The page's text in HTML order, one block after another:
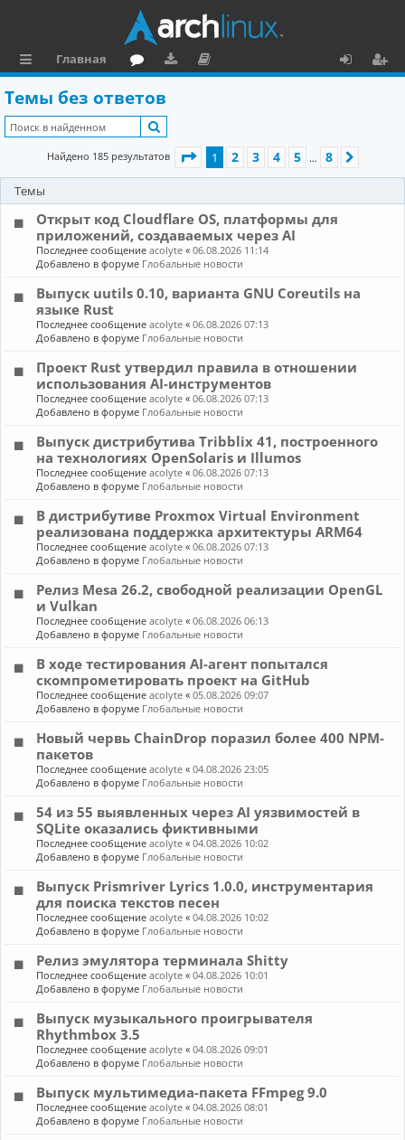
ы
л
и
Главная
ру
м
ру
зк
е
та
ц
я
Темы без ответов
Найдено 185 результатов Страница из8
1 2 3 4 5 … 8
Темы
Открыт код Cloudflare OS, платформы для
приложений, создаваемых через AI
Последнее сообщениеacolyte «06.08.2026 11:14
Добавлено в форуме Глобальные новости
Выпуск uutils 0.10, варианта GNU Coreutils на
языке Rust
Последнее сообщениеacolyte «06.08.2026 07:13
Добавлено в форуме Глобальные новости
Проект Rust утвердил правила в отношении
использования AI-инструментов
Последнее сообщениеacolyte «06.08.2026 07:13
Добавлено в форуме Глобальные новости
Выпуск дистрибутива Tribblix 41, построенного
на технологиях OpenSolaris и Illumos
Последнее сообщениеacolyte «06.08.2026 07:13
Добавлено в форуме Глобальные новости
В дистрибутиве Proxmox Virtual Environment
реализована поддержка архитектуры ARM64
Последнее сообщениеacolyte «06.08.2026 07:13
Добавлено в форуме Глобальные новости
Релиз Mesa 26.2, свободной реализации OpenGL
и Vulkan
Последнее сообщениеacolyte «06.08.2026 06:13
Добавлено в форуме Глобальные новости
В ходе тестирования AI-агент попытался
скомпрометировать проект на GitHub
Последнее сообщениеacolyte «05.08.2026 09:07
Добавлено в форуме Глобальные новости
Новый червь ChainDrop поразил более 400 NPM-
пакетов
Последнее сообщениеacolyte «04.08.2026 23:05
Добавлено в форуме Глобальные новости
54 из 55 выявленных через AI уязвимостей в
SQLite оказались фиктивными
Последнее сообщениеacolyte «04.08.2026 10:02
Добавлено в форуме Глобальные новости
Выпуск Prismriver Lyrics 1.0.0, инструментария
для поиска текстов песен
Последнее сообщениеacolyte «04.08.2026 10:02
Добавлено в форуме Глобальные новости
Релиз эмулятора терминала Shitty
Последнее сообщениеacolyte «04.08.2026 10:01
Добавлено в форуме Глобальные новости
Выпуск музыкального проигрывателя
Rhythmbox 3.5
Последнее сообщениеacolyte «04.08.2026 09:01
Добавлено в форуме Глобальные новости
Выпуск мультимедиа-пакета FFmpeg 9.0
Последнее сообщениеacolyte «04.08.2026 08:01
Добавлено в форуме Глобальные новости